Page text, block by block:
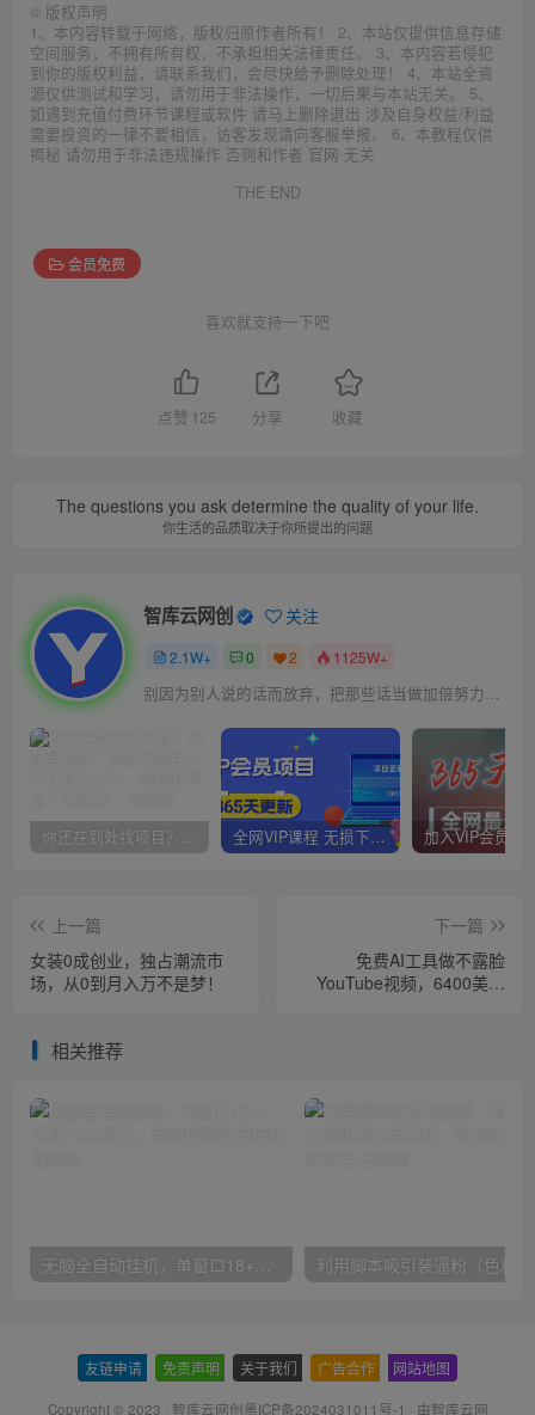
© 版权声明
1、本内容转载于网络，版权归原作者所有！ 2、本站仅提供信息存储
空间服务，不拥有所有权，不承担相关法律责任。 3、本内容若侵犯
到你的版权利益，请联系我们，会尽快给予删除处理！ 4、本站全资
源仅供测试和学习，请勿用于非法操作，一切后果与本站无关。 5、
如遇到充值付费环节课程或软件 请马上删除退出 涉及自身权益/利益
需要投资的一律不要相信，访客发现请向客服举报。 6、本教程仅供
揭秘 请勿用于非法违规操作 否则和作者 官网 无关
THE END
会员免费
喜欢就支持一下吧
点赞 125 分享 收藏
The questions you ask determine the quality of your life.
你生活的品质取决于你所提出的问题
智库云网创 关注
2.1W+ 0 2 1125W+
别因为别人说的话而放弃，把那些话当做加倍努力的动力
你还在到处找项目？还在当韭菜？我靠卖项目一个月收入5万+，曾经我也是个失败者。 全网VIP课程 无损下载~
上一篇
女装0成创业，独占潮流市
场，从0到月入万不是梦！
下一篇
免费AI工具做不露脸
YouTube视频，6400美金
相关推荐
无脑全自动挂机，单窗口18+，可挂100+窗口，手机电脑均可操作
友链申请 免责声明 关于我们 广告合作 网站地图
Copyright © 2023 · 智库云网创黑ICP备2024031011号-1 · 由智库云网